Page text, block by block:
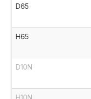
D65
H65
D10N
H10N